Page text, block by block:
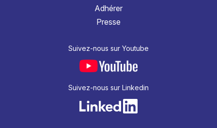
Adhérer
Presse
Suivez-nous sur Youtube
Suivez-nous sur Linkedin